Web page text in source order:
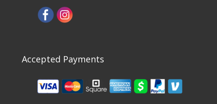
Accepted Payments